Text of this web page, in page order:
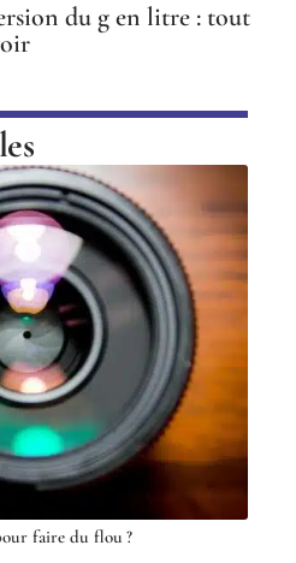
du g en litre : tout
faire du flou ?